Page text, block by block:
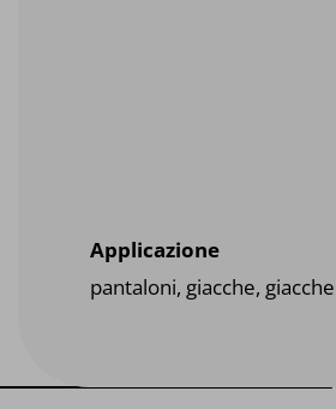
Applicazione
pantaloni, giacche, giacche